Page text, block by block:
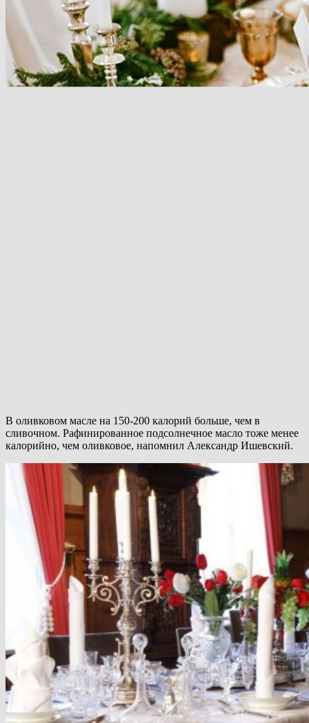
В оливковом масле на 150-200 калорий больше, чем в
сливочном. Рафинированное подсолнечное масло тоже менее
калорийно, чем оливковое, напомнил Александр Ишевский.